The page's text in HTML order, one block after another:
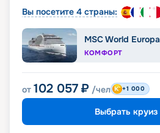
Вы посетите 4 страны:
MSC World Europa
КОМФОРТ
от 102 057 ₽ /чел +1 000
Выбрать круиз